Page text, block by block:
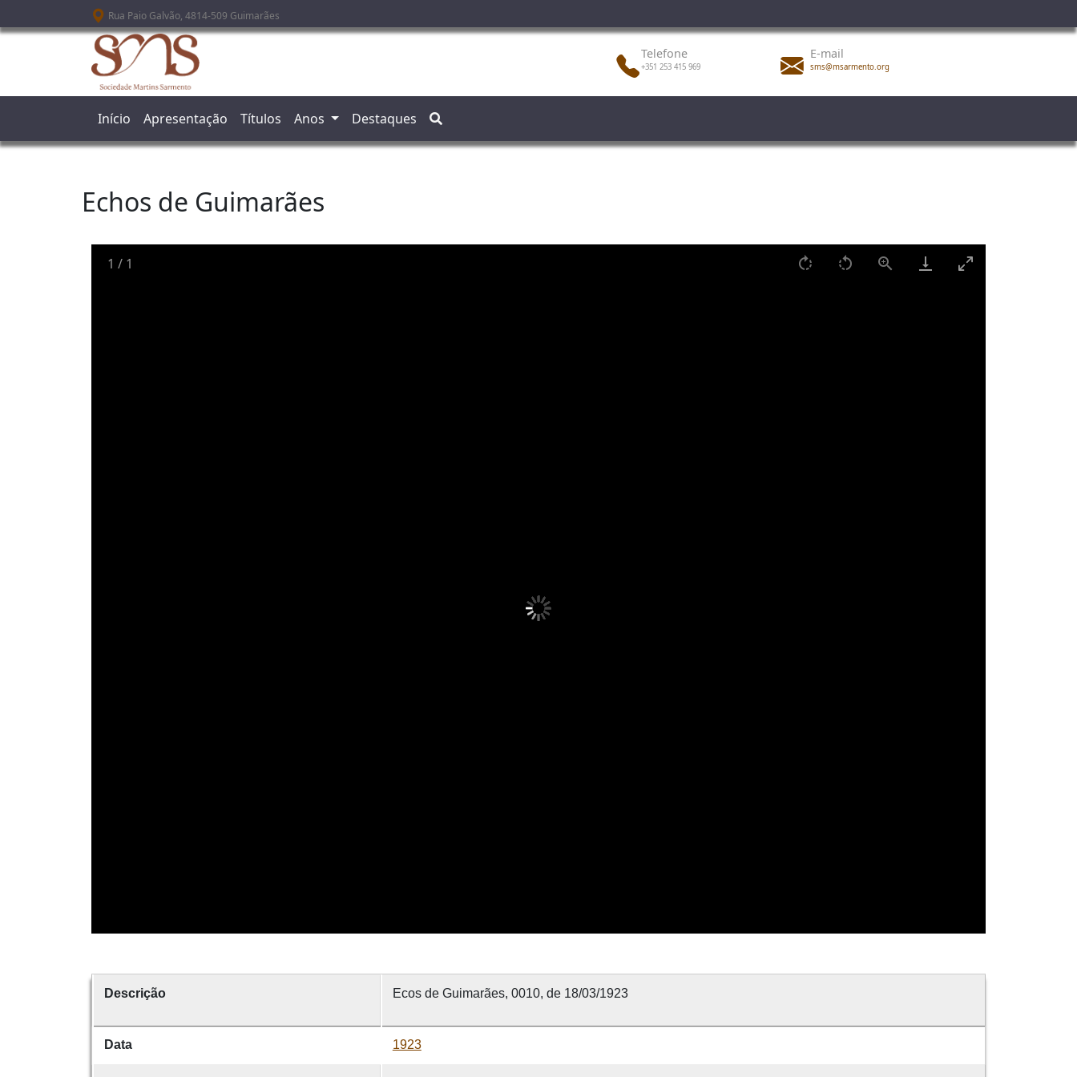
Passar para o conteúdo principal
Rua Paio Galvão, 4814-509 Guimarães
Telefone
+351 253 415 969
E-mail
sms@msarmento.org
Início Apresentação Títulos Anos Destaques
Echos de Guimarães
1 / 1
Descrição Ecos de Guimarães, 0010, de 18/03/1923
Data 1923